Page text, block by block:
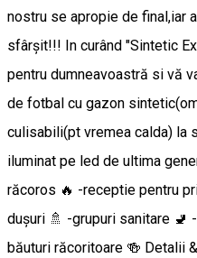
nostru se apropie de final,iar
sfârșit!!! In curând "Sintetic
pentru dumneavoastră si vă
de fotbal cu gazon
culisabili(pt vremea calda) la
iluminat pe led de ultima
răcoros 🔥 -receptie pentru
dușuri 🚿 -grupuri sanitare
băuturi răcoritoare 🍻 Detalii